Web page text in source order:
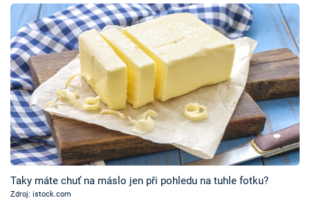
Témata
Pořady
TV Program
Časopis
Sledujte prima+
Taky máte chuť na máslo jen při pohledu na tuhle fotku?
Zdroj: istock.com